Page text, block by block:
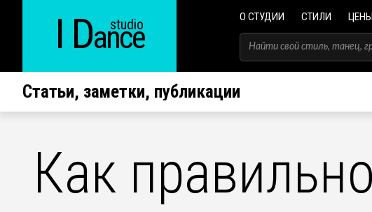
I Dance
studio О СТУДИИ СТИЛИ ЦЕНЫ
Статьи, заметки, публикации
Как